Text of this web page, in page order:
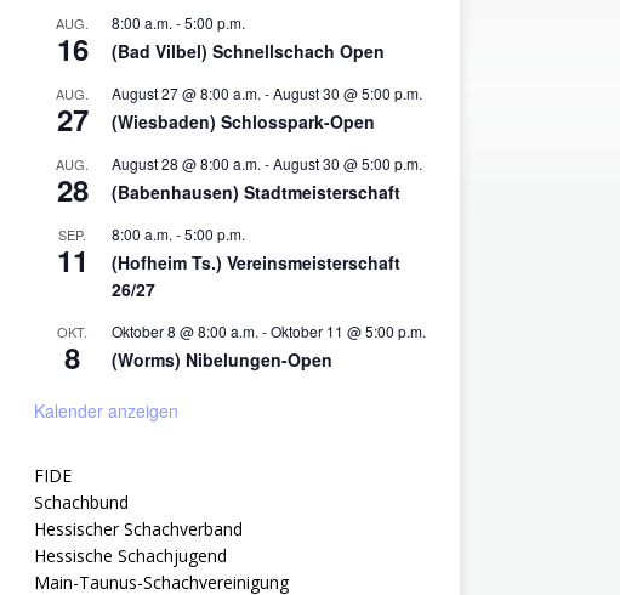
AUG.
16
8:00 a.m. -5:00 p.m.
(Bad Vilbel) Schnellschach Open
AUG.
27
August 27 @ 8:00 a.m. -August 30 @ 5:00 p.m.
(Wiesbaden) Schlosspark-Open
AUG.
28
August 28 @ 8:00 a.m. -August 30 @ 5:00 p.m.
(Babenhausen) Stadtmeisterschaft
SEP.
11
8:00 a.m. -5:00 p.m.
(Hofheim Ts.) Vereinsmeisterschaft
26/27
OKT.
8
Oktober 8 @ 8:00 a.m. -Oktober 11 @ 5:00 p.m.
(Worms) Nibelungen-Open
Kalender anzeigen
FIDE
Schachbund
Hessischer Schachverband
Hessische Schachjugend
Main-Taunus-Schachvereinigung